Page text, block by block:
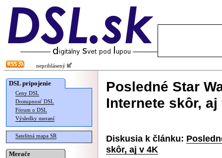
neprihlásený
DSL pripojenie
Ceny DSL
Dostupnosť DSL
Fórum o DSL
Výsledky meraní
Satelitná mapa SR
Merače
Posledné Star
Internete skôr, aj
Diskusia k článku:
skôr, aj v 4K